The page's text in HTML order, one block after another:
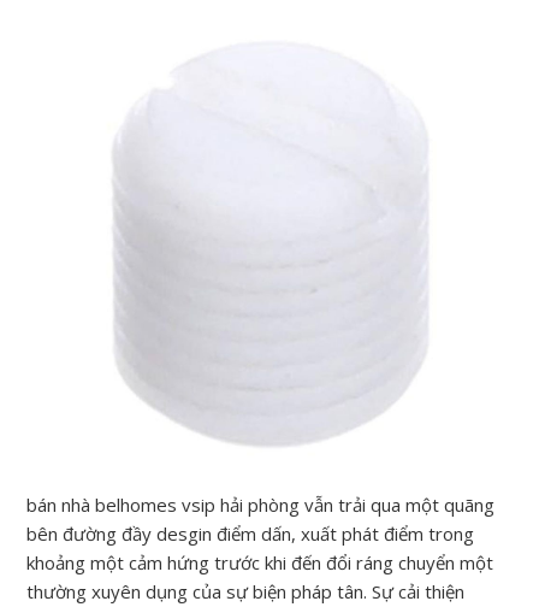
bán nhà belhomes vsip hải phòng vẫn trải qua một quãng
bên đường đầy desgin điểm dấn, xuất phát điểm trong
khoảng một cảm hứng trước khi đến đổi ráng chuyển một
thường xuyên dụng của sự biện pháp tân. Sự cải thiện